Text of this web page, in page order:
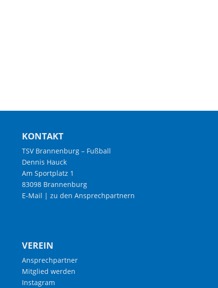
KONTAKT
TSV Brannenburg – Fußball
Dennis Hauck
Am Sportplatz 1
83098 Brannenburg
E-Mail | zu den Ansprechpartnern
VEREIN
Ansprechpartner
Mitglied werden
Instagram